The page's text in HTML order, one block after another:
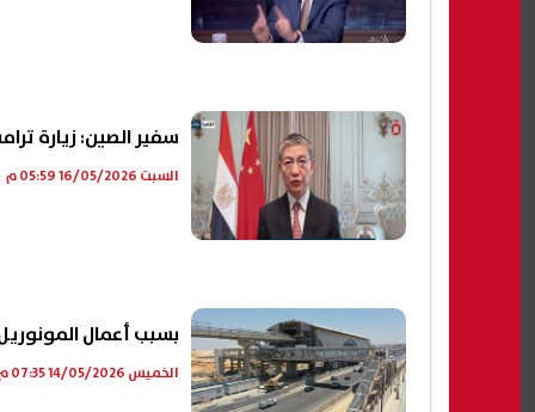
سفير الصين: زيارة
السبت 16/05/2026 05:59 م
بسبب أعمال
الخميس 14/05/2026 07:35 م